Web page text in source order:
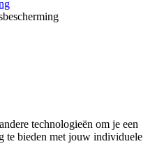
technologieën om je een
te bieden met jouw individuele